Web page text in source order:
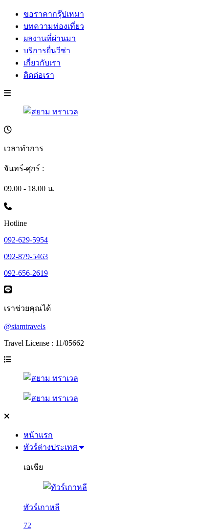
ขอราคากรุ๊ปเหมา
บทความท่องเที่ยว
ผลงานที่ผ่านมา
บริการยื่นวีซ่า
เกี่ยวกับเรา
ติดต่อเรา
เวลาทำการ
จันทร์-ศุกร์ :
09.00 - 18.00 น.
Hotline
092-629-5954
092-879-5463
092-656-2619
เราช่วยคุณได้
@siamtravels
Travel License : 11/05662
หน้าแรก
ทัวร์ต่างประเทศ
เอเชีย
ทัวร์เกาหลี
72